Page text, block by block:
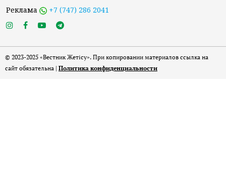
Реклама +7 (747) 286 2041
© 2023-2025 «Вестник Жетісу». При копировании материалов ссылка на
сайт обязательна | Политика конфиденциальности